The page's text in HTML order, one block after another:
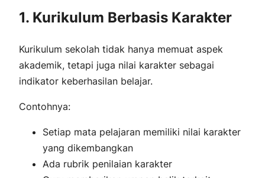
1. Kurikulum Berbasis Karakter
Kurikulum sekolah tidak hanya memuat aspek
akademik, tetapi juga nilai karakter sebagai
indikator keberhasilan belajar.
Contohnya:
Setiap mata pelajaran memiliki nilai karakter
yang dikembangkan
Ada rubrik penilaian karakter